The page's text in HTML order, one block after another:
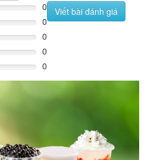
0
0
0
0
0
Viết bài đánh giá